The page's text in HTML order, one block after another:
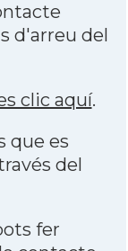
d'arreu del
clic aquí.
que es
del
fer